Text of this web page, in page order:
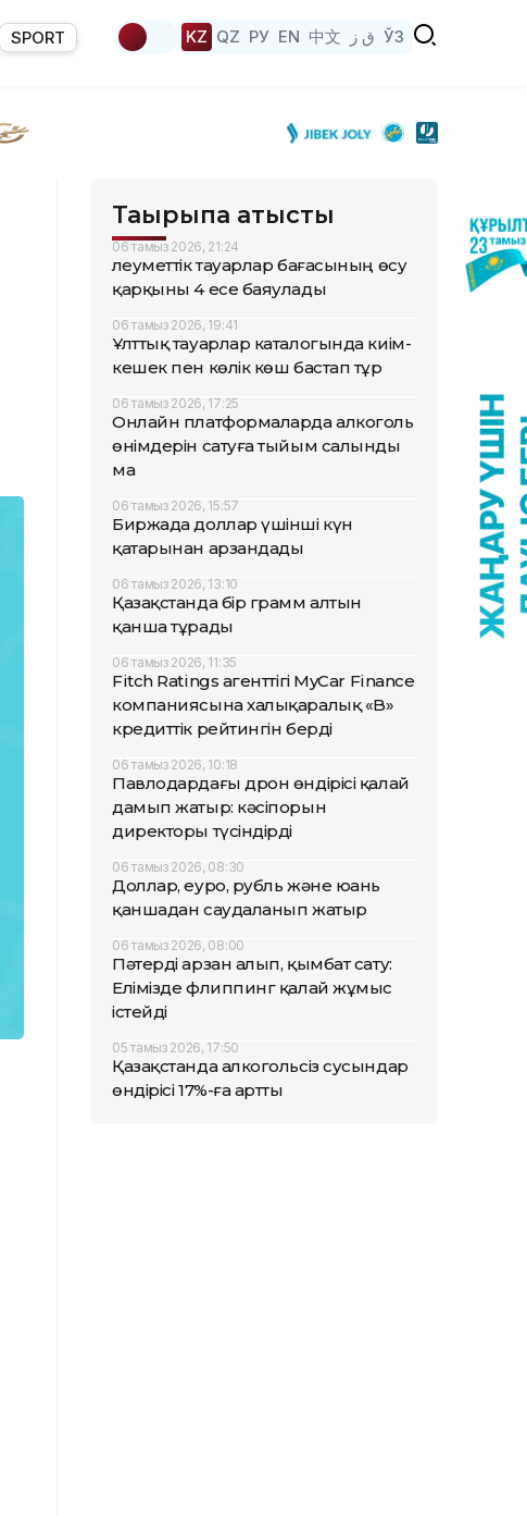
SPORT KZ QZ РУ EN 中文 ق ز ЎЗ
Тақырыпқа қатысты
06 тамыз 2026, 21:24
Әлеуметтік тауарлар бағасының өсу
қарқыны 4 есе баяулады
06 тамыз 2026, 19:41
Ұлттық тауарлар каталогында киім-
кешек пен көлік көш бастап тұр
06 тамыз 2026, 17:25
Онлайн платформаларда алкоголь
өнімдерін сатуға тыйым салынды
ма
06 тамыз 2026, 15:57
Биржада доллар үшінші күн
қатарынан арзандады
06 тамыз 2026, 13:10
Қазақстанда бір грамм алтын
қанша тұрады
06 тамыз 2026, 11:35
Fitch Ratings агенттігі MyCar Finance
компаниясына халықаралық «B»
кредиттік рейтингін берді
06 тамыз 2026, 10:18
Павлодардағы дрон өндірісі қалай
дамып жатыр: кәсіпорын
директоры түсіндірді
06 тамыз 2026, 08:30
Доллар, еуро, рубль және юань
қаншадан саудаланып жатыр
06 тамыз 2026, 08:00
Пәтерді арзан алып, қымбат сату:
Елімізде флиппинг қалай жұмыс
істейді
05 тамыз 2026, 17:50
Қазақстанда алкогольсіз сусындар
өндірісі 17%-ға артты